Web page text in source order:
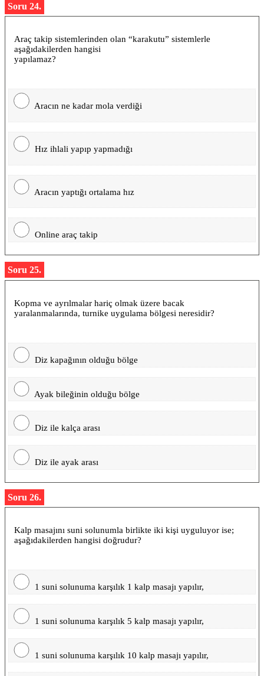
Soru 24.
Araç takip sistemlerinden olan “karakutu” sistemlerle
aşağıdakilerden hangisi
yapılamaz?
Aracın ne kadar mola verdiği
Hız ihlali yapıp yapmadığı
Aracın yaptığı ortalama hız
Online araç takip
Soru 25.
Kopma ve ayrılmalar hariç olmak üzere bacak
yaralanmalarında, turnike uygulama bölgesi neresidir?
Diz kapağının olduğu bölge
Ayak bileğinin olduğu bölge
Diz ile kalça arası
Diz ile ayak arası
Soru 26.
Kalp masajını suni solunumla birlikte iki kişi uyguluyor ise;
aşağıdakilerden hangisi doğrudur?
1 suni solunuma karşılık 1 kalp masajı yapılır,
1 suni solunuma karşılık 5 kalp masajı yapılır,
1 suni solunuma karşılık 10 kalp masajı yapılır,